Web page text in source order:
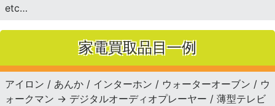
etc…
家電買取品目一例
アイロン / あんか / インターホン / ウォーターオーブン / ウ
ォークマン → デジタルオーディオプレーヤー / 薄型テレビ